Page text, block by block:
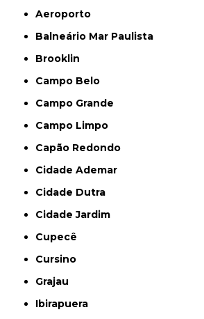
Aeroporto
Balneário Mar Paulista
Brooklin
Campo Belo
Campo Grande
Campo Limpo
Capão Redondo
Cidade Ademar
Cidade Dutra
Cidade Jardim
Cupecê
Cursino
Grajau
Ibirapuera